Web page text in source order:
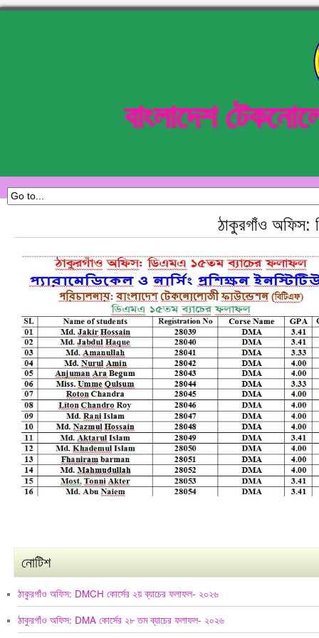
বাংলাদেশ
ঠাকুরগাঁও অফিস:
নোটিশ
ঠাকুরগাঁও অফিস: DMCH কোর্সের ২য় ব্যাচের ফলাফল- ২০২৬
ঠাকুরগাঁও অফিস: DMA কোর্সের ২৮ তম ব্যাচের ফলাফল- ২০২৬